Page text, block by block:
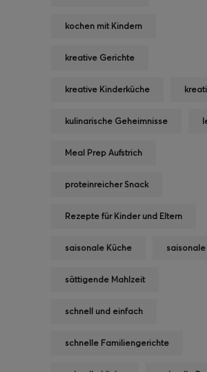
kochen mit Kindern
kreative Gerichte
kreative Kinderküche
kulinarische Geheimnisse
Meal Prep Aufstrich
proteinreicher Snack
Rezepte für Kinder und Eltern
saisonale Küche
sättigende Mahlzeit
schnell und einfach
schnelle Familiengerichte